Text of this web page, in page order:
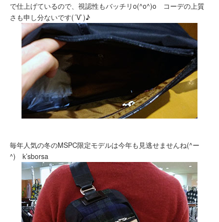
で仕上げているので、視認性もバッチリo(^o^)o コーデの上質
さも申し分ないです(´V`)♪
毎年人気の冬のMSPC限定モデルは今年も見逃せませんね(^ー
^) k’sborsa